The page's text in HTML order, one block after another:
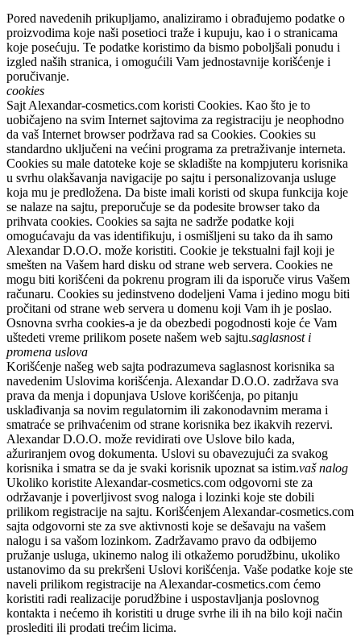
Pored navedenih prikupljamo, analiziramo i obrađujemo podatke o
proizvodima koje naši posetioci traže i kupuju, kao i o stranicama
koje posećuju. Te podatke koristimo da bismo poboljšali ponudu i
izgled naših stranica, i omogućili Vam jednostavnije korišćenje i
poručivanje.
cookies
Sajt Alexandar-cosmetics.com koristi Cookies. Kao što je to
uobičajeno na svim Internet sajtovima za registraciju je neophodno
da vaš Internet browser podržava rad sa Cookies. Cookies su
standardno uključeni na većini programa za pretraživanje interneta.
Cookies su male datoteke koje se skladište na kompjuteru korisnika
u svrhu olakšavanja navigacije po sajtu i personalizovanja usluge
koja mu je predložena. Da biste imali koristi od skupa funkcija koje
se nalaze na sajtu, preporučuje se da podesite browser tako da
prihvata cookies. Cookies sa sajta ne sadrže podatke koji
omogućavaju da vas identifikuju, i osmišljeni su tako da ih samo
Alexandar D.O.O. može koristiti. Cookie je tekstualni fajl koji je
smešten na Vašem hard disku od strane web servera. Cookies ne
mogu biti korišćeni da pokrenu program ili da isporuče virus Vašem
računaru. Cookies su jedinstveno dodeljeni Vama i jedino mogu biti
pročitani od strane web servera u domenu koji Vam ih je poslao.
Osnovna svrha cookies-a je da obezbedi pogodnosti koje će Vam
uštedeti vreme prilikom posete našem web sajtu.saglasnost i
promena uslova
Korišćenje našeg web sajta podrazumeva saglasnost korisnika sa
navedenim Uslovima korišćenja. Alexandar D.O.O. zadržava sva
prava da menja i dopunjava Uslove korišćenja, po pitanju
usklađivanja sa novim regulatornim ili zakonodavnim merama i
smatraće se prihvaćenim od strane korisnika bez ikakvih rezervi.
Alexandar D.O.O. može revidirati ove Uslove bilo kada,
ažuriranjem ovog dokumenta. Uslovi su obavezujući za svakog
korisnika i smatra se da je svaki korisnik upoznat sa istim.vaš nalog
Ukoliko koristite Alexandar-cosmetics.com odgovorni ste za
održavanje i poverljivost svog naloga i lozinki koje ste dobili
prilikom registracije na sajtu. Korišćenjem Alexandar-cosmetics.com
sajta odgovorni ste za sve aktivnosti koje se dešavaju na vašem
nalogu i sa vašom lozinkom. Zadržavamo pravo da odbijemo
pružanje usluga, ukinemo nalog ili otkažemo porudžbinu, ukoliko
ustanovimo da su prekršeni Uslovi korišćenja. Vaše podatke koje ste
naveli prilikom registracije na Alexandar-cosmetics.com ćemo
koristiti radi realizacije porudžbine i uspostavljanja poslovnog
kontakta i nećemo ih koristiti u druge svrhe ili ih na bilo koji način
proslediti ili prodati trećim licima.